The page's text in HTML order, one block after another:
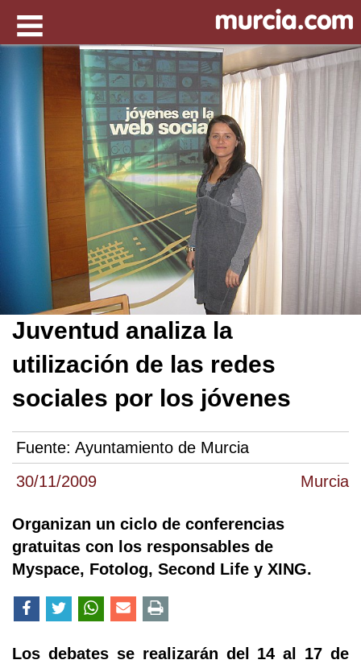
30/11/2009 Murcia
Juventud analiza la
utilización de las redes
sociales por los jóvenes
Fuente: Ayuntamiento de Murcia
Organizan un ciclo de conferencias
gratuitas con los responsables de
Myspace, Fotolog, Second Life y XING.
Los debates se realizarán del 14 al 17 de